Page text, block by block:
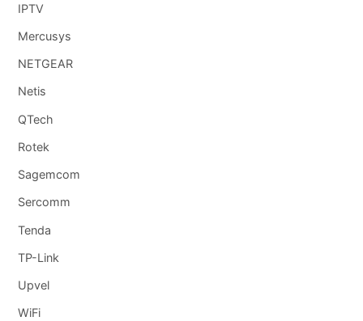
IPTV
Mercusys
NETGEAR
Netis
QTech
Rotek
Sagemcom
Sercomm
Tenda
TP-Link
Upvel
WiFi